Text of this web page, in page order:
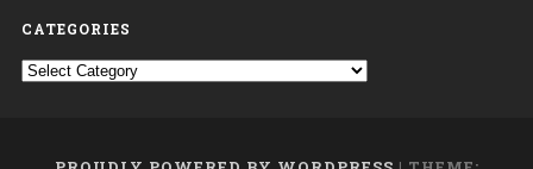
CATEGORIES
Categories